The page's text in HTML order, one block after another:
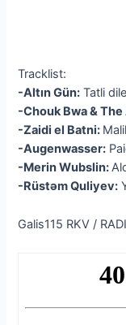
Tracklist:
-Altın Gün: Tatli
-Chouk Bwa &
-Zaidi el Batni:
-Augenwasser:
-Merin Wubslin:
-Rüstəm Quliyev:
Galis115 RKV /